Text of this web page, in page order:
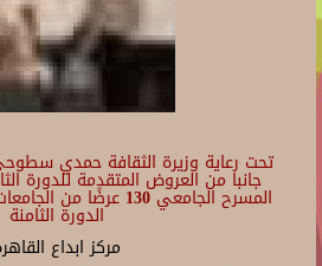
تحت رعاية وزيرة الثقافة حمدي
جانبا من العروض المتقدمة للدورة
المسرح الجامعي 130
الدورة الثامنة
مركز ابداع